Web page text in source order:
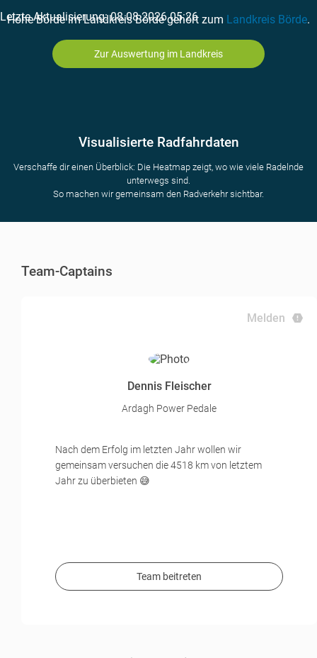
Letzte Aktualisierung: 08.08.2026 05:26
Hohe Börde im Landkreis Börde gehört zum Landkreis Börde.
Zur Auswertung im Landkreis
Visualisierte Radfahrdaten
Verschaffe dir einen Überblick: Die Heatmap zeigt, wo wie viele Radelnde
unterwegs sind.
So machen wir gemeinsam den Radverkehr sichtbar.
Team-Captains
Melden
Dennis Fleischer
Ardagh Power Pedale
Nach dem Erfolg im letzten Jahr wollen wir
gemeinsam versuchen die 4518 km von letztem
Jahr zu überbieten 😅
Team beitreten